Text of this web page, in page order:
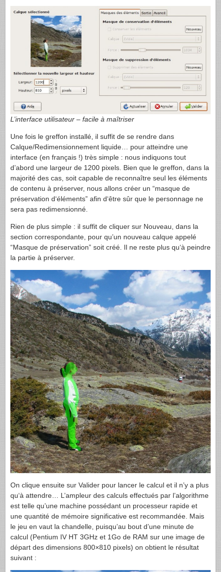
L’interface utilisateur – facile à maîtriser
Une fois le greffon installé, il suffit de se rendre dans
Calque/Redimensionnement liquide… pour atteindre une
interface (en français !) très simple : nous indiquons tout
d’abord une largeur de 1200 pixels. Bien que le greffon, dans la
majorité des cas, soit capable de reconnaître seul les éléments
de contenu à préserver, nous allons créer un “masque de
préservation d‘éléments” afin d‘être sûr que le personnage ne
sera pas redimensionné.
Rien de plus simple : il suffit de cliquer sur Nouveau, dans la
section correspondante, pour qu’un nouveau calque appelé
“Masque de préservation” soit créé. Il ne reste plus qu‘à peindre
la partie à préserver.
On clique ensuite sur Valider pour lancer le calcul et il n’y a plus
qu‘à attendre… L’ampleur des calculs effectués par l’algorithme
est telle qu’une machine possédant un processeur rapide et
une quantité de mémoire significative est recommandée. Mais
le jeu en vaut la chandelle, puisqu’au bout d’une minute de
calcul (Pentium IV HT 3GHz et 1Go de RAM sur une image de
départ des dimensions 800×810 pixels) on obtient le résultat
suivant :